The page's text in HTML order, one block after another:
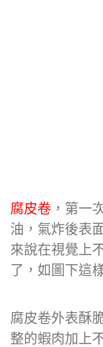
腐皮卷 ，第一
油，氣炸後表
來說在視覺上
了，如圖下這
腐皮卷外表酥
整的蝦肉加上